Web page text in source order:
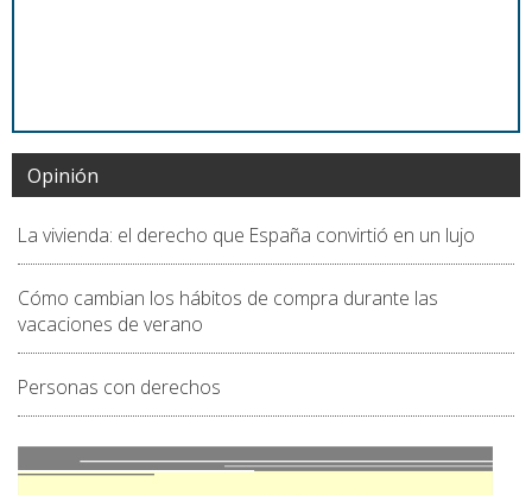
Opinión
La vivienda: el derecho que España convirtió en un lujo
Cómo cambian los hábitos de compra durante las
vacaciones de verano
Personas con derechos